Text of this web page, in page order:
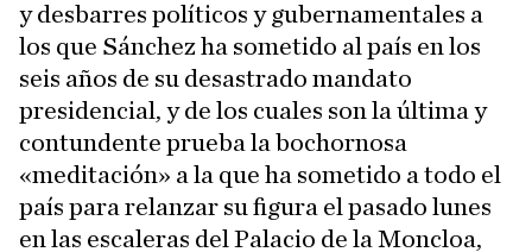
y desbarres políticos y gubernamentales a
los que Sánchez ha sometido al país en los
seis años de su desastrado mandato
presidencial, y de los cuales son la última y
contundente prueba la bochornosa
«meditación» a la que ha sometido a todo el
país para relanzar su figura el pasado lunes
en las escaleras del Palacio de la Moncloa,